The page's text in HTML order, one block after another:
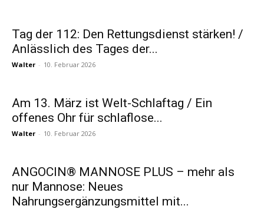
Tag der 112: Den Rettungsdienst stärken! /
Anlässlich des Tages der...
Walter - 10. Februar 2026
Am 13. März ist Welt-Schlaftag / Ein
offenes Ohr für schlaflose...
Walter - 10. Februar 2026
ANGOCIN® MANNOSE PLUS – mehr als
nur Mannose: Neues
Nahrungsergänzungsmittel mit...